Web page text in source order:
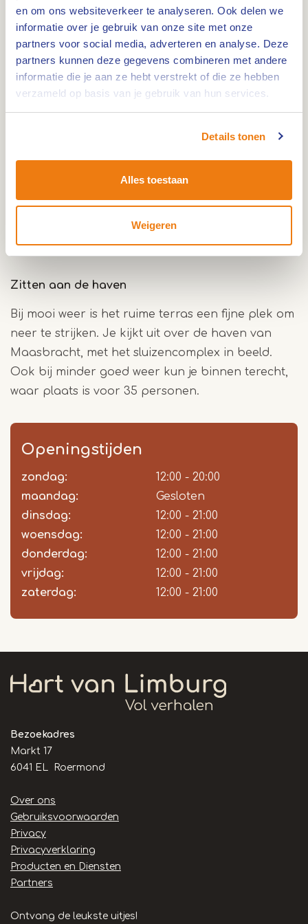
en om ons websiteverkeer te analyseren. Ook delen we
informatie over je gebruik van onze site met onze
partners voor social media, adverteren en analyse. Deze
partners kunnen deze gegevens combineren met andere
informatie die je aan ze hebt verstrekt of die ze hebben
verzameld op basis van je gebruik van hun services.
Details tonen
Alles toestaan
Weigeren
IJs uit eigen keuken
In de vitrine vind je telkens een ruime keuze aan
schepijs. Van romige smaken tot frisse ijssoorten
op waterbasis: er is genoeg om rustig te kiezen.
Malla Vista probeert je regelmatig te verrassen
Meer dan schepijs
gebak en een drankje. Neem plaats voor een
koffie, frisdrank, bier of glas wijn en geniet van
het uitzicht op het water.
Zitten aan de haven
Bij mooi weer is het ruime terras een fijne plek om
neer te strijken. Je kijkt uit over de haven van
Maasbracht, met het sluizencomplex in beeld.
Ook bij minder goed weer kun je binnen terecht,
waar plaats is voor 35 personen.
Openingstijden
Dag
Time
slot
Reactie
zondag:
12:00 - 20:00
maandag:
Gesloten
dinsdag:
12:00 - 21:00
woensdag:
12:00 - 21:00
donderdag:
12:00 - 21:00
vrijdag:
12:00 - 21:00
zaterdag:
12:00 - 21:00
Bezoekadres
Markt 17
6041 EL Roermond
Handige
links
Over ons
Gebruiksvoorwaarden
Privacy
Privacyverklaring
Producten en Diensten
Partners
Ontvang de leukste uitjes!